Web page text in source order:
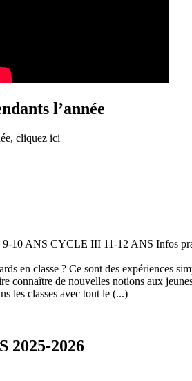
l’année
cliquez ici
10 ANS CYCLE III 11-12 ANS Infos
en classe ? Ce sont des expériences
connaître de nouvelles notions aux
les classes avec tout le (...)
2025-2026